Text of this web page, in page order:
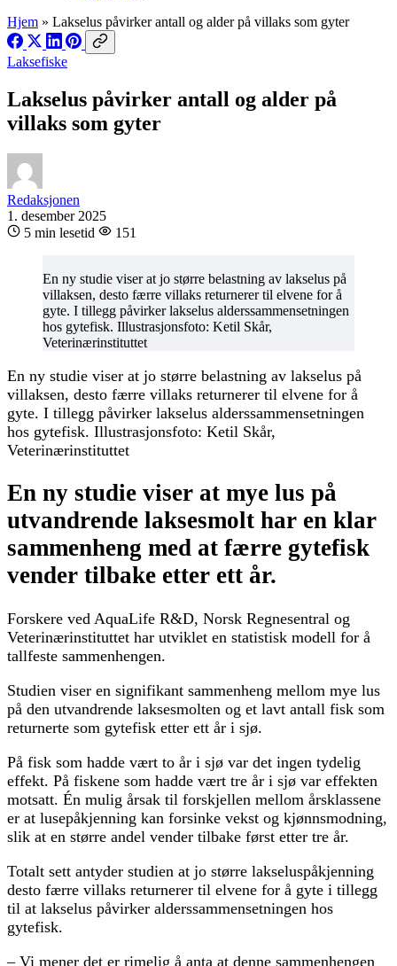
Hjem » Lakselus påvirker antall og alder på villaks som gyter
Laksefiske
Lakselus påvirker antall og alder på
villaks som gyter
Redaksjonen
1. desember 2025
5 min lesetid
151
En ny studie viser at jo større belastning av lakselus på
villaksen, desto færre villaks returnerer til elvene for å
gyte. I tillegg påvirker lakselus alderssammensetningen
hos gytefisk. Illustrasjonsfoto: Ketil Skår,
Veterinærinstituttet
En ny studie viser at jo større belastning av lakselus på
villaksen, desto færre villaks returnerer til elvene for å
gyte. I tillegg påvirker lakselus alderssammensetningen
hos gytefisk. Illustrasjonsfoto: Ketil Skår,
Veterinærinstituttet
En ny studie viser at mye lus på
utvandrende laksesmolt har en klar
sammenheng med at færre gytefisk
vender tilbake etter ett år.
Forskere ved AquaLife R&D, Norsk Regnesentral og
Veterinærinstituttet har utviklet en statistisk modell for å
tallfeste sammenhengen.
Studien viser en signifikant sammenheng mellom mye lus
på den utvandrende laksesmolten og et lavt antall fisk som
returnerte som gytefisk etter ett år i sjø.
På fisk som hadde vært to år i sjø var det ingen tydelig
effekt. På fiskene som hadde vært tre år i sjø var effekten
motsatt. Én mulig årsak til forskjellen mellom årsklassene
er at lusepåkjenning kan forsinke vekst og kjønnsmodning,
slik at en større andel vender tilbake først etter tre år.
Totalt sett antyder studien at jo større lakseluspåkjenning
desto færre villaks returnerer til elvene for å gyte i tillegg
til at lakselus påvirker alderssammensetningen hos
gytefisk.
‒ Vi mener det er rimelig å anta at denne sammenhengen